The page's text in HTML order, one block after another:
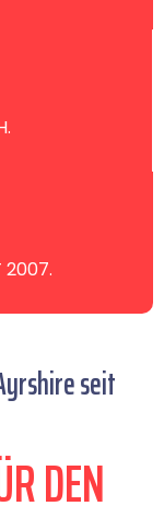
2007.
seit
DEN